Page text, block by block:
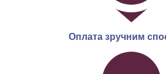
Оплата зручним